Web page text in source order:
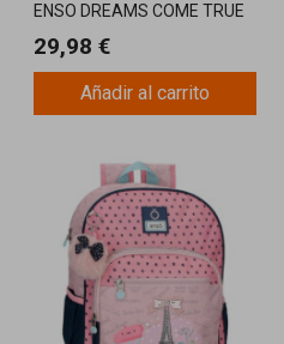
ENSO DREAMS COME TRUE
29,98 €
Añadir al carrito